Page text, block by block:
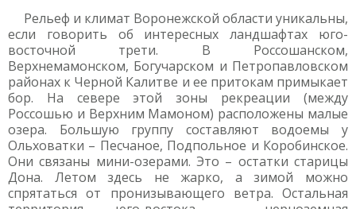
Рельеф и климат Воронежской области уникальны,
если говорить об интересных ландшафтах юго-
восточной трети. В Россошанском,
Верхнемамонском, Богучарском и Петропавловском
районах к Черной Калитве и ее притокам примыкает
бор. На севере этой зоны рекреации (между
Россошью и Верхним Мамоном) расположены малые
озера. Большую группу составляют водоемы у
Ольховатки – Песчаное, Подпольное и Коробинское.
Они связаны мини-озерами. Это – остатки старицы
Дона. Летом здесь не жарко, а зимой можно
спрятаться от пронизывающего ветра. Остальная